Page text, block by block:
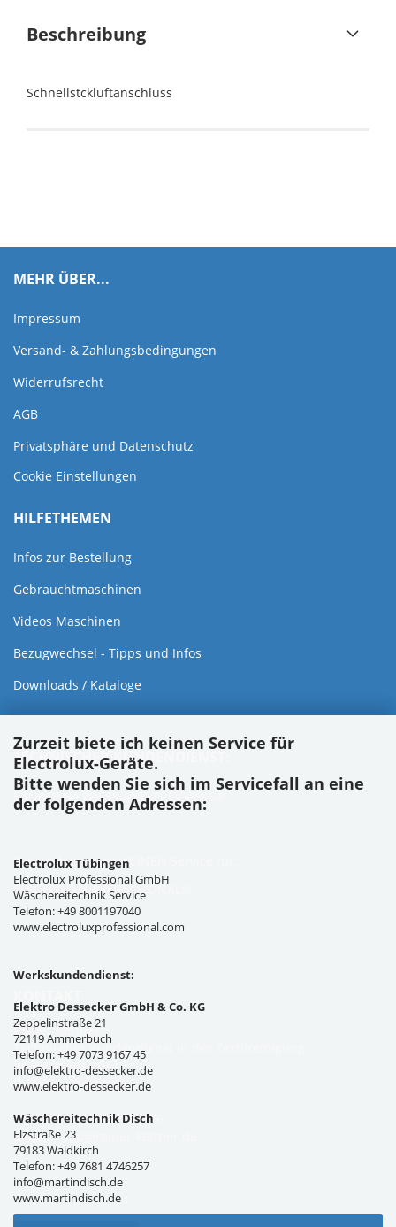
Zurzeit biete ich keinen Service für
Electrolux-Geräte.
Bitte wenden Sie sich im Servicefall an eine
der folgenden Adressen:
Electrolux Tübingen
Electrolux Professional GmbH
Wäschereitechnik Service
Telefon: +49 8001197040
www.electroluxprofessional.com
Werkskundendienst:
Elektro Dessecker GmbH & Co. KG
Zeppelinstraße 21
72119 Ammerbuch
Telefon: +49 7073 9167 45
info@elektro-dessecker.de
www.elektro-dessecker.de
Wäschereitechnik Disch
Elzstraße 23
79183 Waldkirch
Telefon: +49 7681 4746257
info@martindisch.de
www.martindisch.de
Beschreibung
Schnellstckluftanschluss
MEHR ÜBER...
Impressum
Versand- & Zahlungsbedingungen
Widerrufsrecht
AGB
Privatsphäre und Datenschutz
Cookie Einstellungen
HILFETHEMEN
Infos zur Bestellung
Gebrauchtmaschinen
Videos Maschinen
Bezugwechsel - Tipps und Infos
Downloads / Kataloge
TECHNISCHER KUNDENDIENST:
SANKOSHA PRESS AND PROGRESS®
Zurzeit bieten wir KEINEN Service für:
ELECTROLUX PROFESSIONAL®
Reiner Kettner
Technischer Kundendienst in der Textilreinigung
Im Kirchleösch 34
D-88662 Überlingen
Telefon: +49 7551 308326
E-Mail:info@reiner-kettner.de